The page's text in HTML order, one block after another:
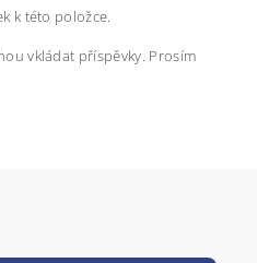
k této položce.
vkládat příspěvky. Prosím